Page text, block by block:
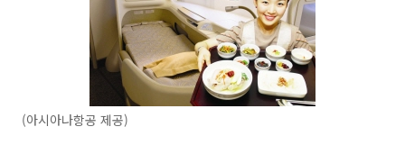
(아시아나항공 제공)